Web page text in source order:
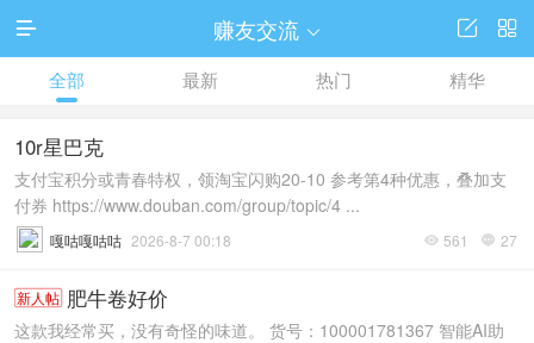
 赚友交流  

全部 最新 热门 精华
10r星巴克
支付宝积分或青春特权，领淘宝闪购20-10 参考第4种优惠，叠加支
付券 https://www.douban.com/group/topic/4 ...
 561  27
嘎咕嘎咕咕 2026-8-7 00:18
新人帖 肥牛卷好价
这款我经常买，没有奇怪的味道。 货号：100001781367 智能AI助